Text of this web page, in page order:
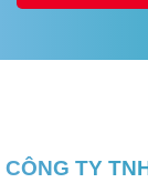
CÔNG TY